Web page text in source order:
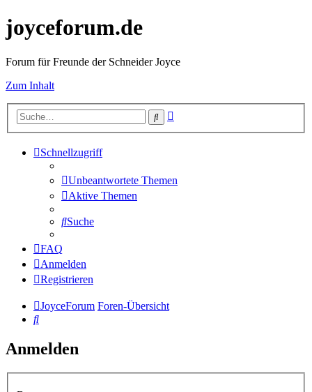
joyceforum.de
Forum für Freunde der Schneider Joyce
Zum Inhalt
Suche
Schnellzugriff
Unbeantwortete Themen
Aktive Themen
Suche
FAQ
Anmelden
Registrieren
JoyceForum Foren-Übersicht
Suche
Anmelden